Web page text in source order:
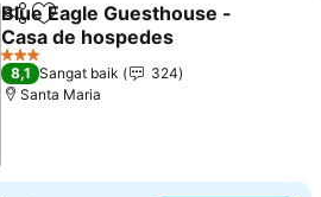
BagikanTambahkan ke favorit
Blue Eagle Guesthouse -
Casa de hospedes
3 Bintang
8,1 Sangat baik
324
Santa Maria